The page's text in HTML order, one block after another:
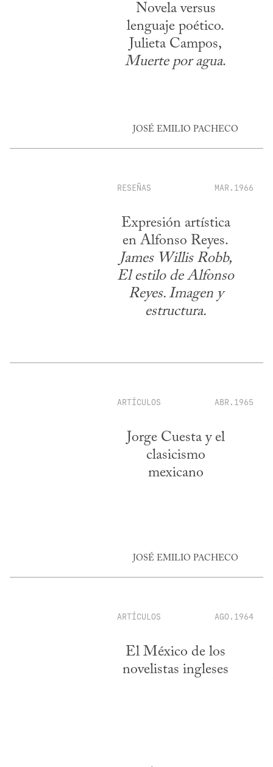
Novela versus
lenguaje poético.
Julieta Campos,
Muerte por agua.
JOSÉ EMILIO PACHECO
RESEÑAS MAR.1966
Expresión artística
en Alfonso Reyes.
James Willis Robb,
El estilo de Alfonso
Reyes. Imagen y
estructura.
ARTÍCULOS ABR.1965
Jorge Cuesta y el
clasicismo
mexicano
JOSÉ EMILIO PACHECO
ARTÍCULOS AGO.1964
El México de los
novelistas ingleses